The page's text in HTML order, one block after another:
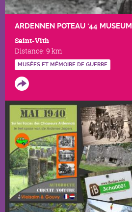
ARDENNEN POTEAU '44 MUSEUM
Saint-Vith
Distance: 9 km
MUSÉES ET MÉMOIRE DE GUERRE